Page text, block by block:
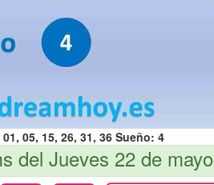
01, 05, 15, 26, 31, 36 Sueño: 4
del Jueves 22 de mayo